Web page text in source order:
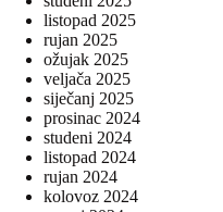
listopad 2025
rujan 2025
ožujak 2025
veljača 2025
siječanj 2025
prosinac 2024
studeni 2024
listopad 2024
rujan 2024
kolovoz 2024